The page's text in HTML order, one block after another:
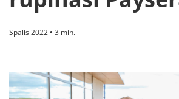
Spalis 2022 • 3 min.